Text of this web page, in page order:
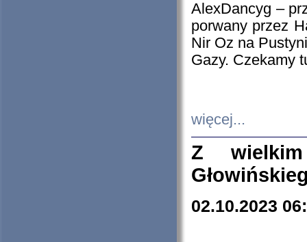
AlexDancyg –
porwany przez
Nir Oz na
Gazy. Czekamy
więcej...
Z
02.10.2023